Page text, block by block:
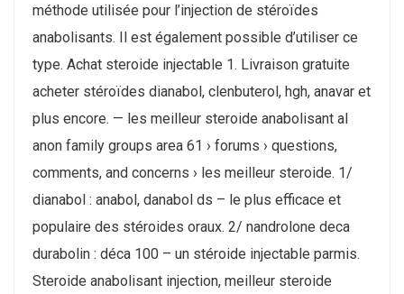
méthode utilisée pour l’injection de stéroïdes
anabolisants. Il est également possible d’utiliser ce
type. Achat steroide injectable 1. Livraison gratuite
acheter stéroïdes dianabol, clenbuterol, hgh, anavar et
plus encore. — les meilleur steroide anabolisant al
anon family groups area 61 › forums › questions,
comments, and concerns › les meilleur steroide. 1/
dianabol : anabol, danabol ds – le plus efficace et
populaire des stéroides oraux. 2/ nandrolone deca
durabolin : déca 100 – un stéroide injectable parmis.
Steroide anabolisant injection, meilleur steroide